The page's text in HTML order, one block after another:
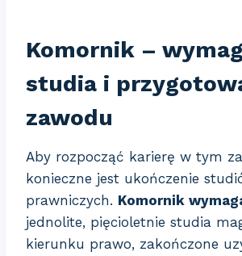
Komornik –
studia i
zawodu
Aby rozpocząć karierę w tym
konieczne jest ukończenie
prawniczych. Komornik
jednolite, pięcioletnie studia
kierunku prawo, zakończone